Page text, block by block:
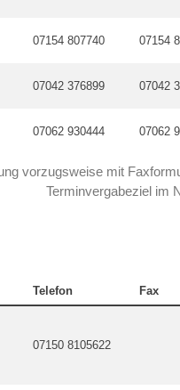
07154 807740 07154
07042 376899 07042
07062 930444 07062
vorzugsweise mit
Terminvergabeziel im
Telefon Fax
07150 8105622